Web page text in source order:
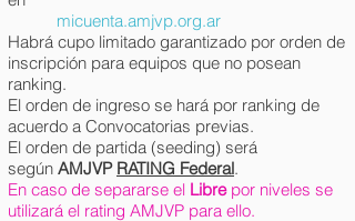
micuenta.amjvp.org.ar
Habrá cupo limitado garantizado por orden de
inscripción para equipos que no posean
ranking.
El orden de ingreso se hará por ranking de
acuerdo a Convocatorias previas.
El orden de partida (seeding) será
según AMJVP RATING Federal.
En caso de separarse el Libre por niveles se
utilizará el rating AMJVP para ello.